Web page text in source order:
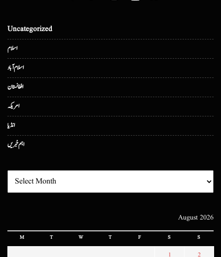
Uncategorized
اسلام
اسلام آباد
افغانستان
امریکہ
انڈیا
اہم خبریں
August 2026
M T W T F S S
1 2